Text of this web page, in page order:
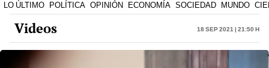
LO ÚLTIMO POLÍTICA OPINIÓN ECONOMÍA SOCIEDAD MUNDO
Videos 18 Sep 2021 | 21:50 h